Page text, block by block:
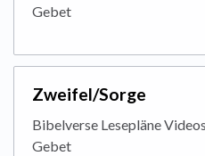
Gebet
Zweifel/Sorge
Bibelverse Lesepläne
Gebet